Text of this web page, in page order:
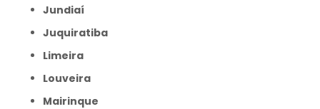
Jundiaí
Juquiratiba
Limeira
Louveira
Mairinque